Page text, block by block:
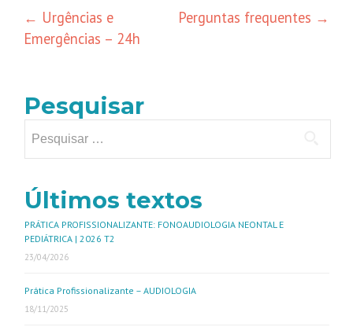
← Urgências e
Emergências – 24h
Perguntas frequentes →
Pesquisar
Últimos textos
PRÁTICA PROFISSIONALIZANTE: FONOAUDIOLOGIA NEONTAL E
PEDIÁTRICA | 2026 T2
23/04/2026
Prática Profissionalizante – AUDIOLOGIA
18/11/2025